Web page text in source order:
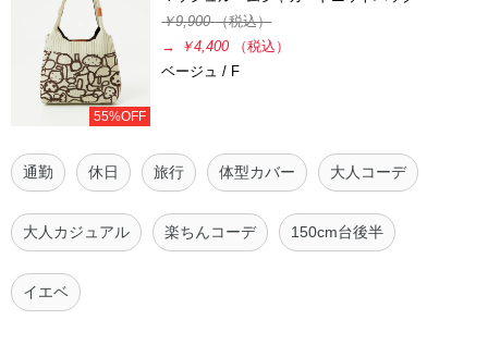
55%OFF
￥9,900（税込）
→
￥4,400
（税込）
ベージュ / F
通勤 休日 旅行 体型カバー 大人コーデ
大人カジュアル 楽ちんコーデ 150cm台後半
イエベ